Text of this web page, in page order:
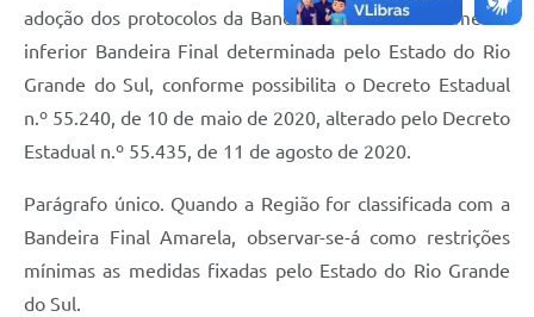
adoção dos protocolos da Bandeira Final imediatamente
inferior Bandeira Final determinada pelo Estado do Rio
Grande do Sul, conforme possibilita o Decreto Estadual
n.º 55.240, de 10 de maio de 2020, alterado pelo Decreto
Estadual n.º 55.435, de 11 de agosto de 2020.
Parágrafo único. Quando a Região for classificada com a
Bandeira Final Amarela, observar-se-á como restrições
mínimas as medidas fixadas pelo Estado do Rio Grande
do Sul.